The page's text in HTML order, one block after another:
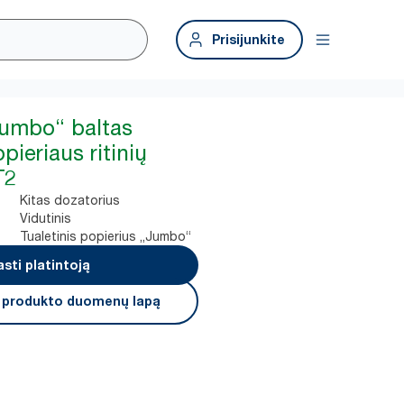
Prisijunkite
baltas
ritinių
Kitas dozatorius
Vidutinis
Tualetinis popierius „Jumbo“
platintoją
duomenų lapą